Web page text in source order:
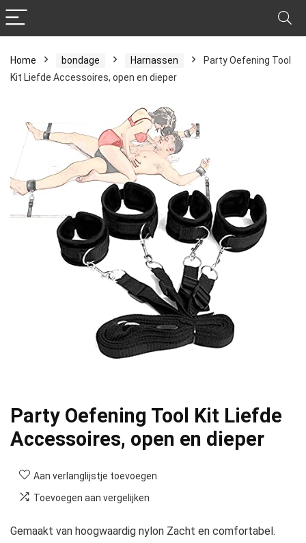
Home bondage Harnassen
Party Oefening Tool
Kit Liefde Accessoires, open en dieper
Party Oefening Tool Kit Liefde
Accessoires, open en dieper
Aan verlanglijstje toevoegen
Toevoegen aan vergelijken
Gemaakt van hoogwaardig nylon Zacht en comfortabel.